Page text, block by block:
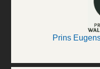
Prins